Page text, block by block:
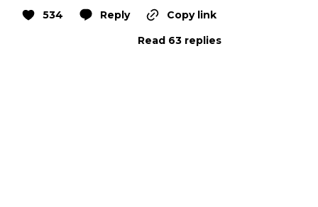
534 Reply
Copy link
Read 63 replies